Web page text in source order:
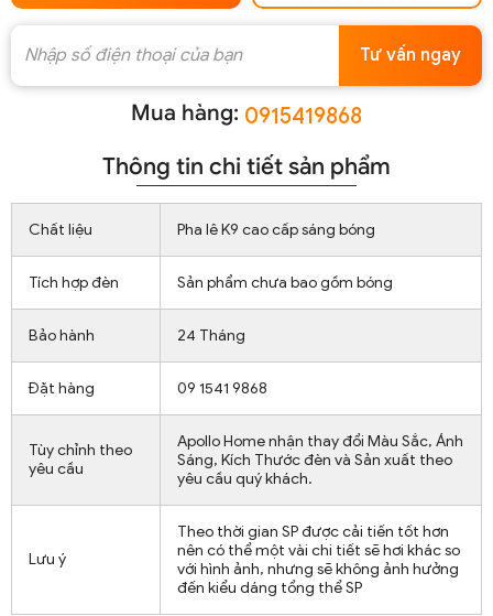
Tư vấn ngay
Mua hàng: 0915419868
Thông tin chi tiết sản phẩm
Chất liệu Pha lê K9 cao cấp sáng bóng
Tích hợp đèn Sản phẩm chưa bao gồm bóng
Bảo hành 24 Tháng
Đặt hàng 09 1541 9868
Tùy chỉnh theo
yêu cầu
Apollo Home nhận thay đổi Màu Sắc, Ánh
Sáng, Kích Thước đèn và Sản xuất theo
yêu cầu quý khách.
Lưu ý
Theo thời gian SP được cải tiến tốt hơn
nên có thể một vài chi tiết sẽ hơi khác so
với hình ảnh, nhưng sẽ không ảnh hưởng
đến kiểu dáng tổng thể SP